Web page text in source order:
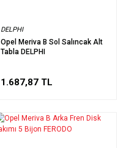
DELPHI
Opel Meriva B Sol Salıncak Alt
Tabla DELPHI
1.687,87 TL